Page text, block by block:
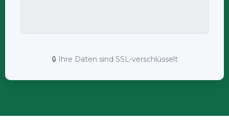
🔒 Ihre Daten sind SSL-verschlüsselt